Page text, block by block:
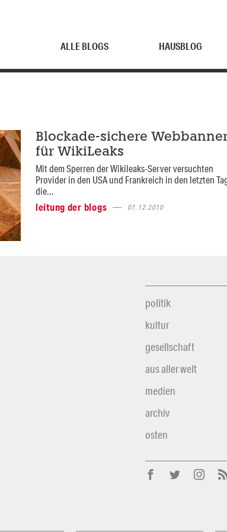
ALLE BLOGS HAUSBLOG
Blockade-sichere
für WikiLeaks
Mit dem Sperren der Wikileaks-Server versuchten
Provider in den USA und Frankreich in den letzten
die...
leitung der blogs
07.12.2010
politik
kultur
gesellschaft
aus aller welt
medien
archiv
osten